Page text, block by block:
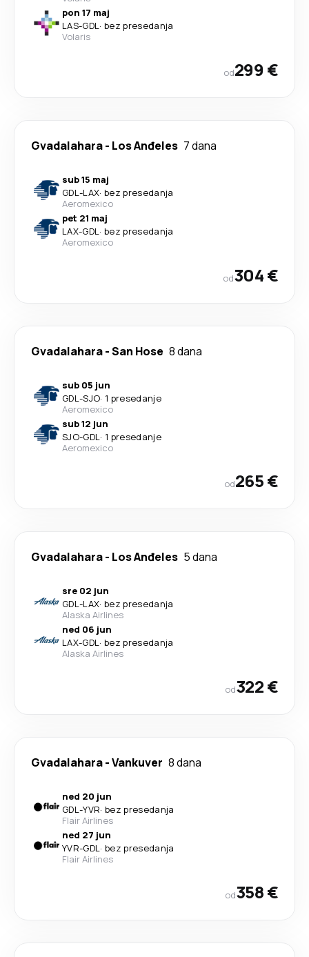
pon 17 maj
LAS-GDL· bez presedanja
Volaris
od299 €
Gvadalahara- Los Anđeles 7 dana
sub 15 maj
GDL-LAX· bez presedanja
Aeromexico
pet 21 maj
LAX-GDL· bez presedanja
Aeromexico
od304 €
Gvadalahara-San Hose 8 dana
sub 05 jun
GDL-SJO· 1 presedanje
Aeromexico
sub 12 jun
SJO-GDL· 1 presedanje
Aeromexico
od265 €
Gvadalahara- Los Anđeles 5 dana
sre 02 jun
GDL-LAX· bez presedanja
Alaska Airlines
ned 06 jun
LAX-GDL· bez presedanja
Alaska Airlines
od322 €
Gvadalahara-Vankuver 8 dana
ned 20 jun
GDL-YVR· bez presedanja
Flair Airlines
ned 27 jun
YVR-GDL· bez presedanja
Flair Airlines
od358 €